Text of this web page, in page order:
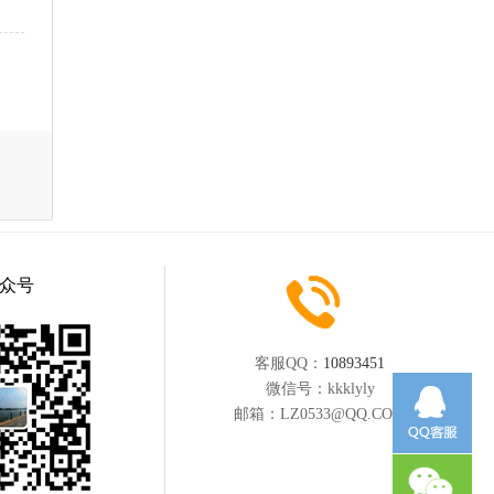
号
客服QQ： 10893451
微信号： kkklyly
邮箱： LZ0533@QQ.COM